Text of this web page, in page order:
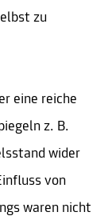
zu
eine reiche
z. B.
wider
von
waren nicht